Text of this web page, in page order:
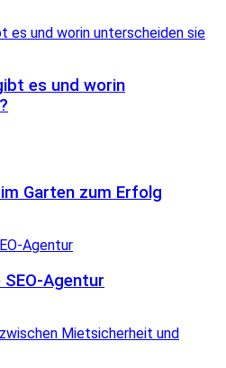
es und worin
Garten zum Erfolg
Agentur